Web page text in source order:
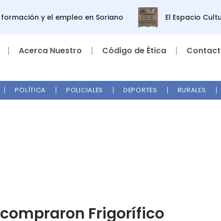
y el empleo en Soriano El Espacio
Acerca Nuestro Código de Ética
POLÍTICA POLICIALES DEPORTES RURALES
Frigorífico